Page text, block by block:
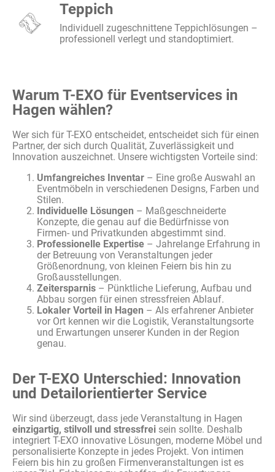
Teppich
Individuell zugeschnittene Teppichlösungen –
professionell verlegt und standoptimiert.
Warum T-EXO für Eventservices in
Hagen wählen?
Wer sich für T-EXO entscheidet, entscheidet sich für einen
Partner, der sich durch Qualität, Zuverlässigkeit und
Innovation auszeichnet. Unsere wichtigsten Vorteile sind:
Umfangreiches Inventar – Eine große Auswahl an
Eventmöbeln in verschiedenen Designs, Farben und
Stilen.
Individuelle Lösungen – Maßgeschneiderte
Konzepte, die genau auf die Bedürfnisse von
Firmen- und Privatkunden abgestimmt sind.
Professionelle Expertise – Jahrelange Erfahrung in
der Betreuung von Veranstaltungen jeder
Größenordnung, von kleinen Feiern bis hin zu
Großausstellungen.
Zeitersparnis – Pünktliche Lieferung, Aufbau und
Abbau sorgen für einen stressfreien Ablauf.
Lokaler Vorteil in Hagen – Als erfahrener Anbieter
vor Ort kennen wir die Logistik, Veranstaltungsorte
und Erwartungen unserer Kunden in der Region
genau.
Der T-EXO Unterschied: Innovation
und Detailorientierter Service
Wir sind überzeugt, dass jede Veranstaltung in Hagen
einzigartig, stilvoll und stressfrei sein sollte. Deshalb
integriert T-EXO innovative Lösungen, moderne Möbel und
personalisierte Konzepte in jedes Projekt. Von intimen
Feiern bis hin zu großen Firmenveranstaltungen ist es